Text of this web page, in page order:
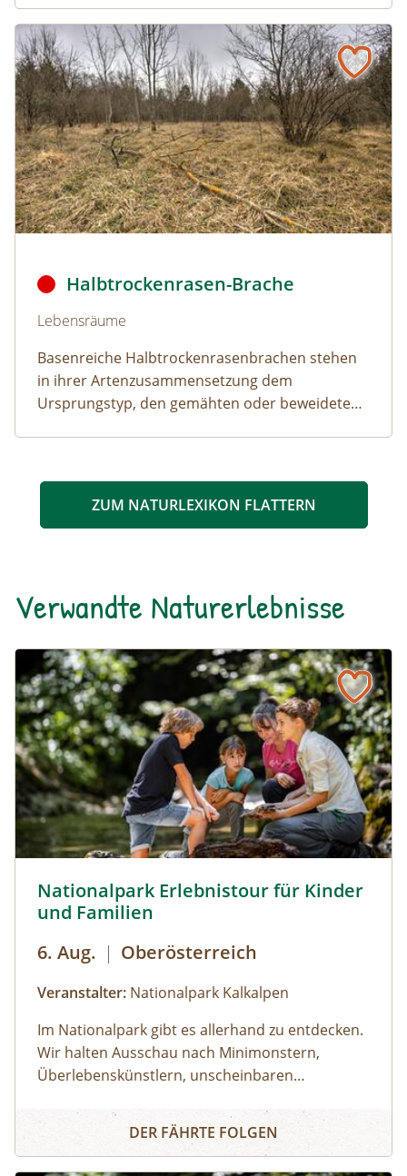
Halbtrockenrasen-Brache
Naturlexikon: Halbtrockenrasen-Brache
Naturlexikon: Halbtrockenrasen-Brache
Halbtrockenrasen-Brache
Lebensräume
Basenreiche Halbtrockenrasenbrachen stehen
in ihrer Artenzusammensetzung dem
Ursprungstyp, den gemähten oder beweideten
ZUM NATURLEXIKON FLATTERN
Verwandte Naturerlebnisse
Nationalpark Erlebnistour für Kinder
und Familien
6. Aug. | Oberösterreich
Veranstalter: Nationalpark Kalkalpen
Im Nationalpark gibt es allerhand zu entdecken.
Wir halten Ausschau nach Minimonstern,
Überlebenskünstlern, unscheinbaren
Geheimnis der Natur. Seid bereit und
aufmerksam! Wer weiß, was uns während der
Nationalpark Erlebnistour für Kinder und Familien
DER FÄHRTE FOLGEN